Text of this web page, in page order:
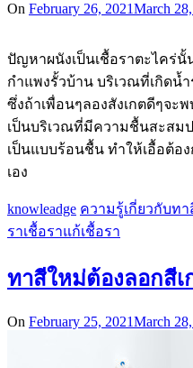
On February 26, 2021March 28,
ปัญหาผนังเป็นเชื้อราตะไคร่
กำแพงรั้วบ้าน บริเวณที่เกิดน้
ซึ่งถ้าเพื่อนๆลองสังเกตดีๆจ
เป็นบริเวณที่มีความชื้นสะสม
เป็นแบบร้อนชื้น ทำให้เอื้อต้อ
เอง
knowleadge ความรู้เกี่ยวกับทา
ราเชื้อราแก้เชื้อรา
ทาสีใหม่ต้องลอกสีเ
On February 25, 2021March 28,